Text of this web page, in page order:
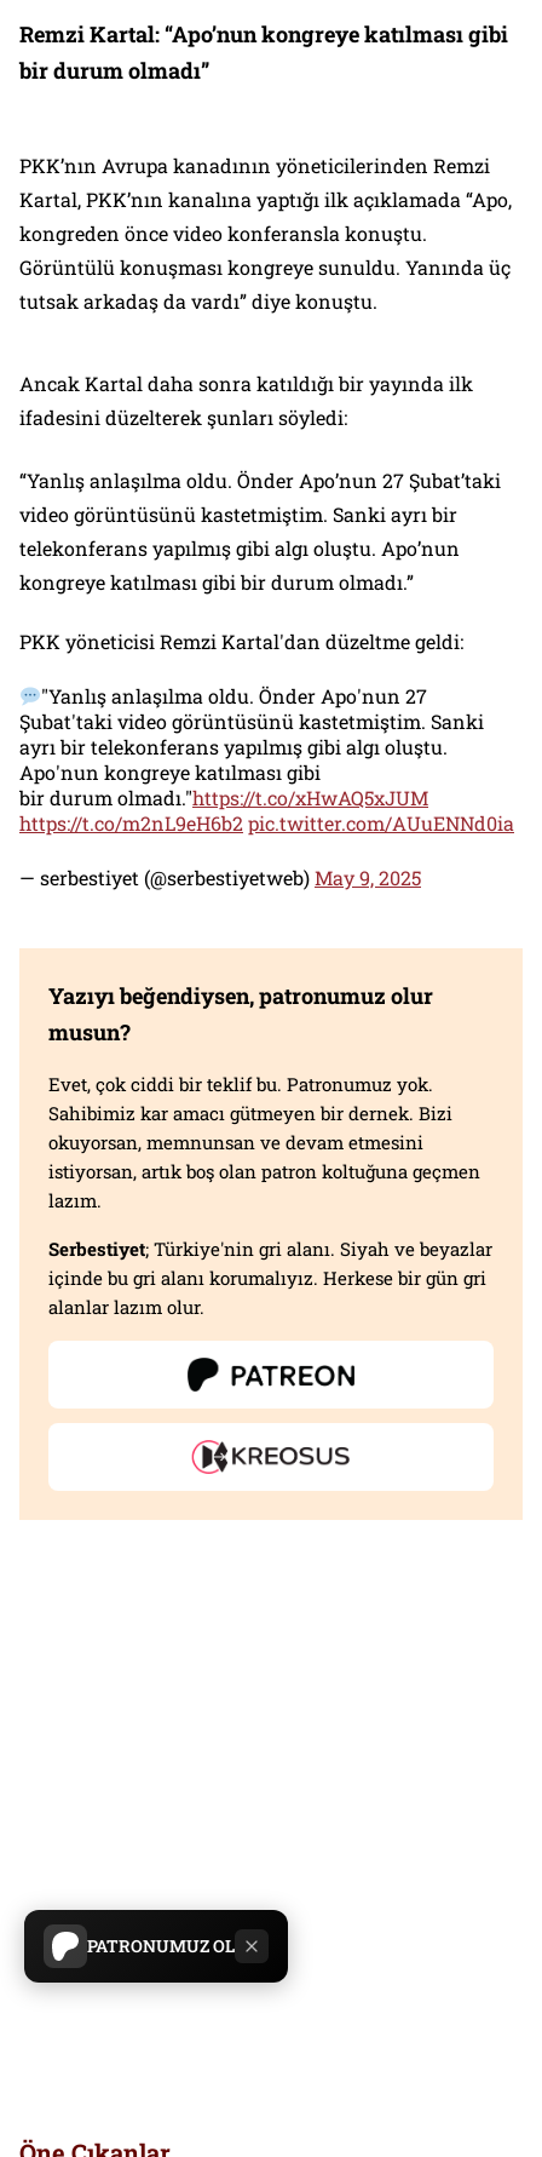
PATRONUMUZ OL
Remzi Kartal: “Apo’nun kongreye katılması gibi
bir durum olmadı”
PKK’nın Avrupa kanadının yöneticilerinden Remzi
Kartal, PKK’nın kanalına yaptığı ilk açıklamada “Apo,
kongreden önce video konferansla konuştu.
Görüntülü konuşması kongreye sunuldu. Yanında üç
tutsak arkadaş da vardı” diye konuştu.
Ancak Kartal daha sonra katıldığı bir yayında ilk
ifadesini düzelterek şunları söyledi:
“Yanlış anlaşılma oldu. Önder Apo’nun 27 Şubat’taki
video görüntüsünü kastetmiştim. Sanki ayrı bir
telekonferans yapılmış gibi algı oluştu. Apo’nun
kongreye katılması gibi bir durum olmadı.”
PKK yöneticisi Remzi Kartal'dan düzeltme geldi:
"Yanlış anlaşılma oldu. Önder Apo'nun 27
Şubat'taki video görüntüsünü kastetmiştim. Sanki
ayrı bir telekonferans yapılmış gibi algı oluştu.
Apo'nun kongreye katılması gibi
bir durum olmadı."https://t.co/xHwAQ5xJUM
https://t.co/m2nL9eH6b2pic.twitter.com/AUuENNd0ia
— serbestiyet (@serbestiyetweb)May 9, 2025
Yazıyı beğendiysen, patronumuz olur
musun?
Evet, çok ciddi bir teklif bu. Patronumuz yok.
Sahibimiz kar amacı gütmeyen bir dernek. Bizi
okuyorsan, memnunsan ve devam etmesini
istiyorsan, artık boş olan patron koltuğuna geçmen
lazım.
Serbestiyet; Türkiye'nin gri alanı. Siyah ve beyazlar
içinde bu gri alanı korumalıyız. Herkese bir gün gri
alanlar lazım olur.